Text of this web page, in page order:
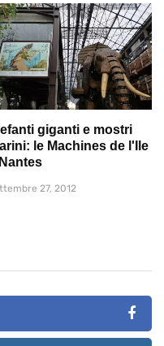
giganti e mostri
le Machines de l'Ile
27, 2012